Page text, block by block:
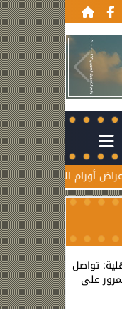
المبكرة.. علامات
تواصل
على